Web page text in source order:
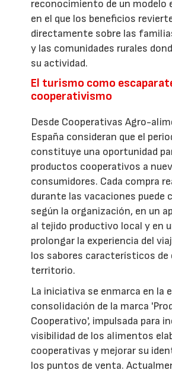
reconocimiento de un modelo
en el que los beneficios
directamente sobre las
y las comunidades rurales
su actividad.
El turismo como
cooperativismo
Desde Cooperativas Agro-
España consideran que el
constituye una oportunidad
productos cooperativos a
consumidores. Cada compra
durante las vacaciones puede
según la organización, en un
al tejido productivo local y en
prolongar la experiencia del
los sabores característicos de
territorio.
La iniciativa se enmarca en la
consolidación de la marca
Cooperativo', impulsada para
visibilidad de los alimentos
cooperativas y mejorar su
los puntos de venta.